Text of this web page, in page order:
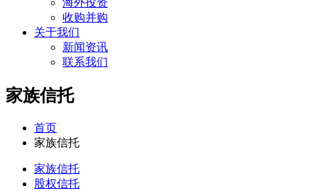
海外投资
收购并购
关于我们
新闻资讯
联系我们
家族信托
首页
家族信托
家族信托
股权信托